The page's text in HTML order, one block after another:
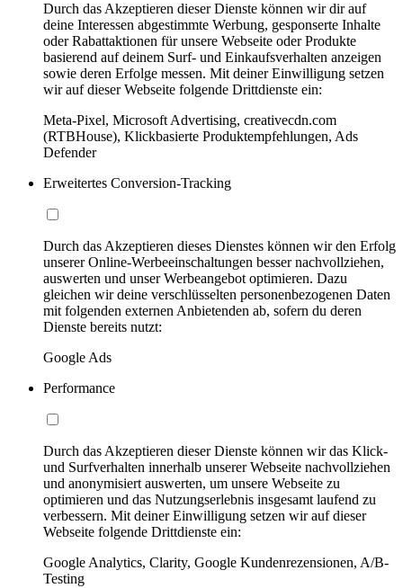
Durch das Akzeptieren dieser Dienste können wir dir auf
deine Interessen abgestimmte Werbung, gesponserte Inhalte
oder Rabattaktionen für unsere Webseite oder Produkte
basierend auf deinem Surf- und Einkaufsverhalten anzeigen
sowie deren Erfolge messen. Mit deiner Einwilligung setzen
wir auf dieser Webseite folgende Drittdienste ein:
Meta-Pixel, Microsoft Advertising, creativecdn.com
(RTBHouse), Klickbasierte Produktempfehlungen, Ads
Defender
Erweitertes Conversion-Tracking
Durch das Akzeptieren dieses Dienstes können wir den Erfolg
unserer Online-Werbeeinschaltungen besser nachvollziehen,
auswerten und unser Werbeangebot optimieren. Dazu
gleichen wir deine verschlüsselten personenbezogenen Daten
mit folgenden externen Anbietenden ab, sofern du deren
Dienste bereits nutzt:
Google Ads
Performance
Durch das Akzeptieren dieser Dienste können wir das Klick-
und Surfverhalten innerhalb unserer Webseite nachvollziehen
und anonymisiert auswerten, um unsere Webseite zu
optimieren und das Nutzungserlebnis insgesamt laufend zu
verbessern. Mit deiner Einwilligung setzen wir auf dieser
Webseite folgende Drittdienste ein:
Google Analytics, Clarity, Google Kundenrezensionen, A/B-
Testing